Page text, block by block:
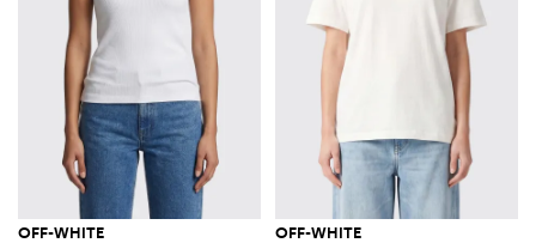
OFF-WHITE OFF-WHITE